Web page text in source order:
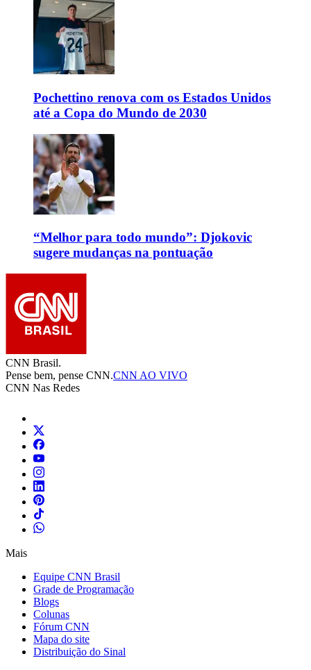
Pochettino renova com os Estados Unidos
até a Copa do Mundo de 2030
“Melhor para todo mundo”: Djokovic
sugere mudanças na pontuação
CNN Brasil.
Pense bem, pense CNN.CNN AO VIVO
CNN Nas Redes
Mais
Equipe CNN Brasil
Grade de Programação
Blogs
Colunas
Fórum CNN
Mapa do site
Distribuição do Sinal